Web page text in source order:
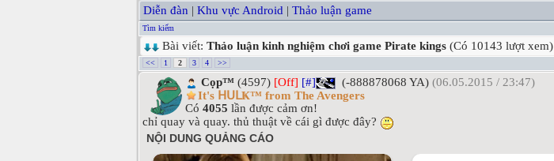
Diễn đàn | Khu vực Android | Thảo luận game
Tìm kiếm
Bài viết: Thảo luận kinh nghiệm chơi game Pirate kings (Có 10143 lượt xem)
<< 1 2 3 4 >>
Cọp™ (4597) [Off] [#] (-888878068 YA) (06.05.2015 / 23:47)
It's ᕼᑌᒪҜ™ from The Avengers
Có 4055 lần được cảm ơn!
chỉ quay và quay. thủ thuật về cái gì được đây?